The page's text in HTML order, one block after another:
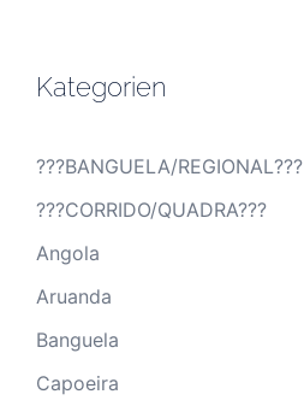
Kategorien
???BANGUELA/REGIONAL???
???CORRIDO/QUADRA???
Angola
Aruanda
Banguela
Capoeira